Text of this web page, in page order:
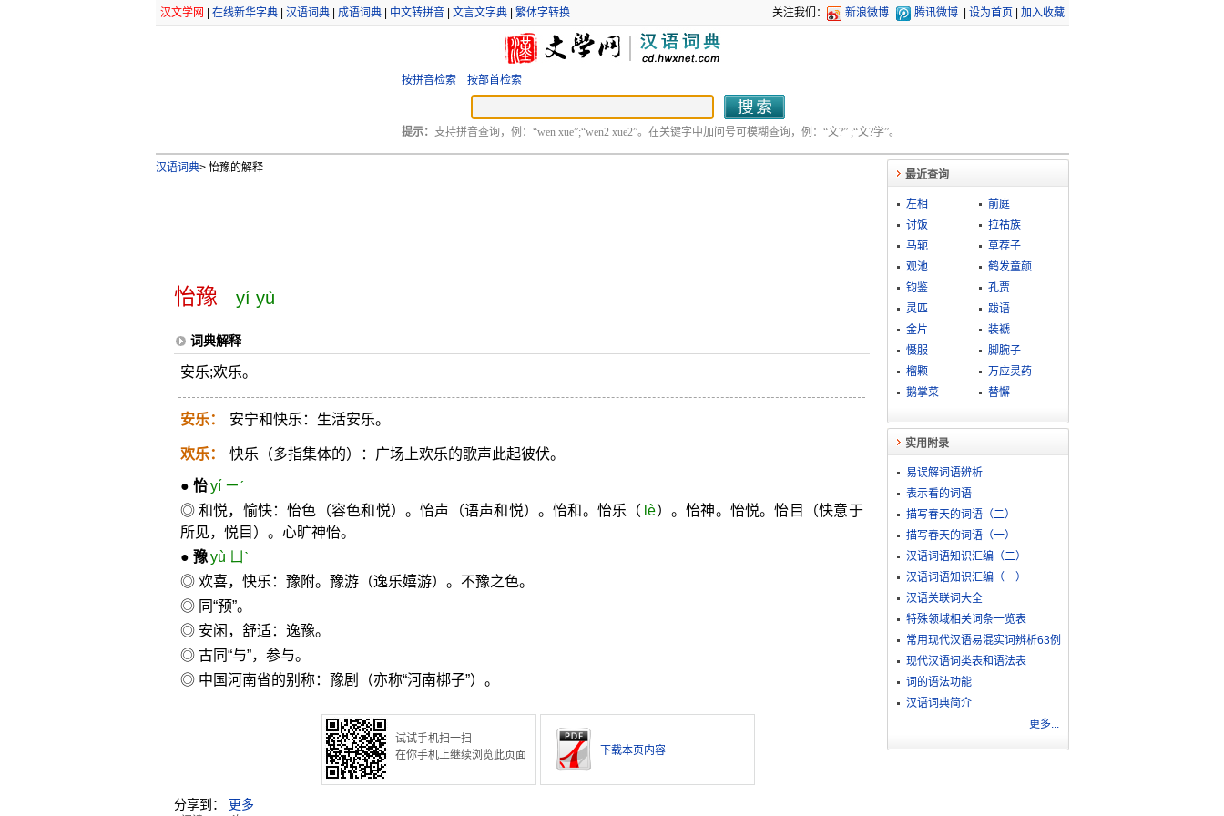
汉文学网 在线新华字典| 汉语词典| 成语词典| 中文转拼音| 文言文字典| 繁体字转换 关注我们： 新浪微博 腾讯微博 设为首页 加入收藏
按拼音检索 按部首检索
提示： 支持拼音查询，例：“wen xue”;“wen2 xue2”。在关键字中加问号可模糊查询，例：“文?” ;“文?学”。
汉语词典>怡豫的解释
怡豫 yí yù
词典解释
安乐;欢乐。
安乐： 安宁和快乐：生活安乐。
欢乐： 快乐（多指集体的）：广场上欢乐的歌声此起彼伏。
● 怡 yí ㄧˊ
◎ 和悦，愉快：怡色（容色和悦）。怡声（语声和悦）。怡和。怡乐（ lè）。怡神。怡悦。怡目（快意于
所见，悦目）。心旷神怡。
● 豫 yù ㄩˋ
◎ 欢喜，快乐：豫附。豫游（逸乐嬉游）。不豫之色。
◎ 同“预”。
◎ 安闲，舒适：逸豫。
◎ 古同“与”，参与。
◎ 中国河南省的别称：豫剧（亦称“河南梆子”）。
试试手机扫一扫
在你手机上继续浏览此页面
下载本页内容
分享到： 更多
最近查询
左相
前庭
讨饭
拉祜族
马轭
草荐子
观池
鹤发童颜
钧鉴
孔贾
灵匹
跋语
金片
装褫
慑服
脚腕子
榴颗
万应灵药
鹅掌菜
替懈
实用附录
易误解词语辨析
表示看的词语
描写春天的词语（二）
描写春天的词语（一）
汉语词语知识汇编（二）
汉语词语知识汇编（一）
汉语关联词大全
特殊领域相关词条一览表
常用现代汉语易混实词辨析63例
现代汉语词类表和语法表
词的语法功能
汉语词典简介
更多...